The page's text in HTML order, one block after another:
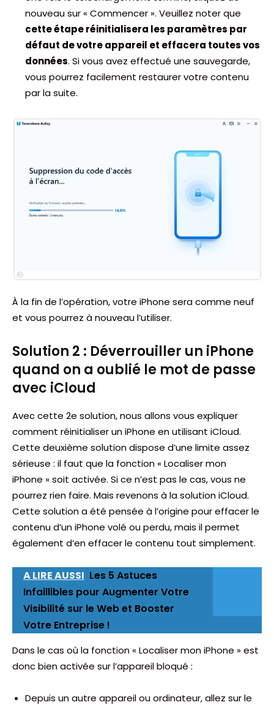
nouveau sur « Commencer ». Veuillez noter que
cette étape réinitialisera les paramètres par
défaut de votre appareil et effacera toutes vos
données. Si vous avez effectué une sauvegarde,
vous pourrez facilement restaurer votre contenu
par la suite.
À la fin de l’opération, votre iPhone sera comme neuf
et vous pourrez à nouveau l’utiliser.
Solution 2 : Déverrouiller un iPhone
quand on a oublié le mot de passe
avec iCloud
Avec cette 2e solution, nous allons vous expliquer
comment réinitialiser un iPhone en utilisant iCloud.
Cette deuxième solution dispose d’une limite assez
sérieuse : il faut que la fonction « Localiser mon
iPhone » soit activée. Si ce n’est pas le cas, vous ne
pourrez rien faire. Mais revenons à la solution iCloud.
Cette solution a été pensée à l’origine pour effacer le
contenu d’un iPhone volé ou perdu, mais il permet
également d’en effacer le contenu tout simplement.
A LIRE AUSSI Les 5 Astuces
Infaillibles pour Augmenter Votre
Visibilité sur le Web et Booster
Votre Entreprise !
Dans le cas où la fonction « Localiser mon iPhone » est
donc bien activée sur l’appareil bloqué :
Depuis un autre appareil ou ordinateur, allez sur le